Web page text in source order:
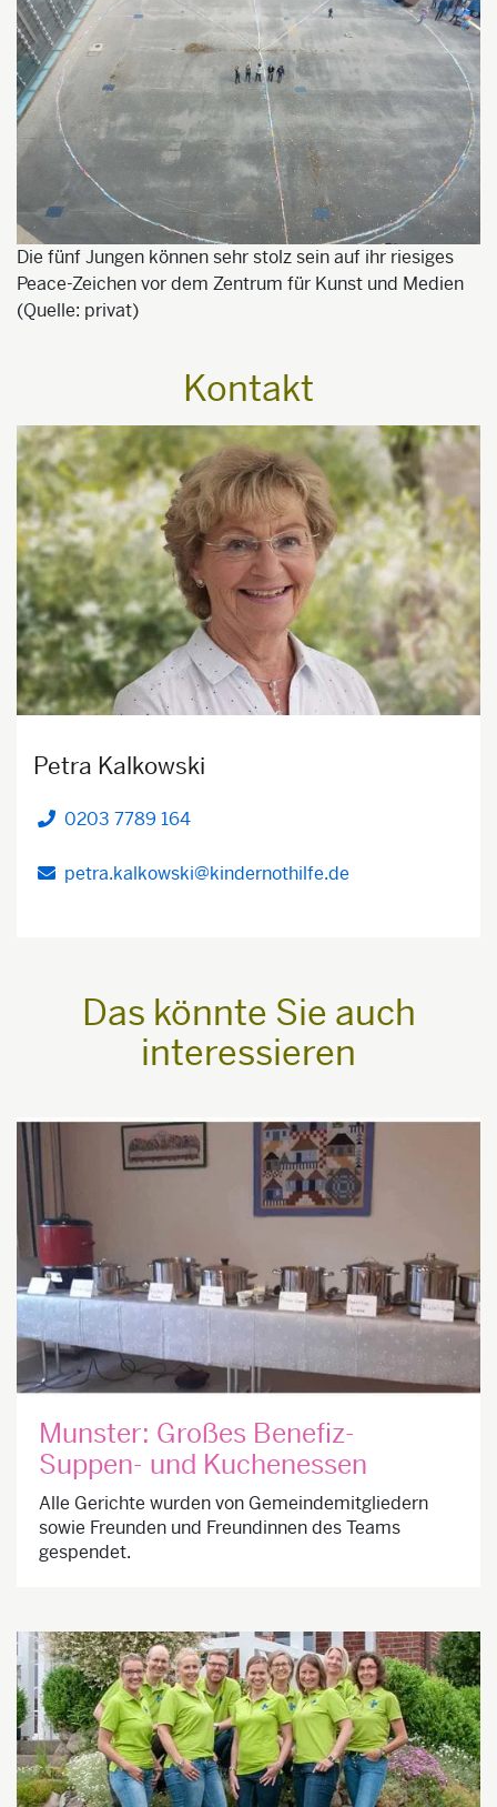
Die fünf Jungen können sehr stolz sein auf ihr riesiges
Peace-Zeichen vor dem Zentrum für Kunst und Medien
(Quelle: privat)
Kontakt
Petra Kalkowski
Telefon
0203 7789 164
petra.kalkowski@kindernothilfe.de
Das könnte Sie auch
interessieren
Munster: Großes Benefiz-
Suppen- und Kuchenessen
Alle Gerichte wurden von Gemeindemitgliedern
sowie Freunden und Freundinnen des Teams
gespendet.